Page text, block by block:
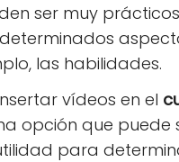
ser muy
las habilidades.
vídeos en el
opción que puede
para